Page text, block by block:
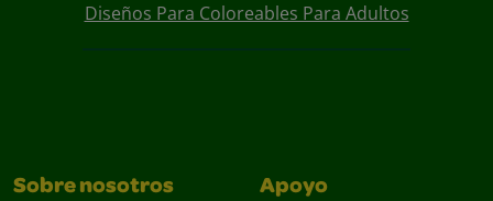
Diseños Para Coloreables Para Adultos
Sobre nosotros Apoyo